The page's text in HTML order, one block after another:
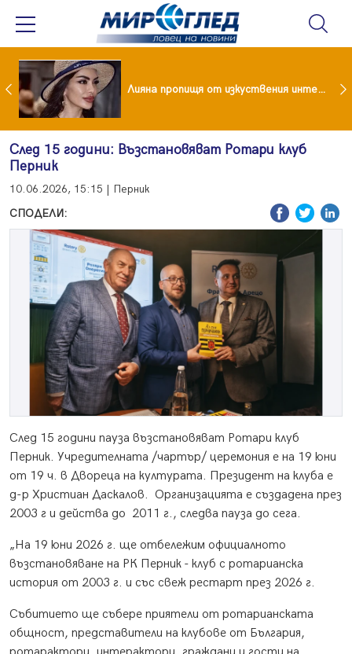
Популярен риалити герой заряза жена си заради друга Лияна пропищя от изкуствения интелект
След 15 години: Възстановяват Ротари клуб
Перник
10.06.2026, 15:15 | Перник
СПОДЕЛИ:
След 15 години пауза възстановяват Ротари клуб
Перник. Учредителната /чартър/ церемония е на 19 юни
от 19 ч. в Двореца на културата. Президент на клуба е
д-р Христиан Даскалов. Организацията е създадена през
2003 г и действа до 2011 г., следва пауза до сега.
„На 19 юни 2026 г. ще отбележим официалното
възстановяване на РК Перник - клуб с ротарианска
история от 2003 г. и със свеж рестарт през 2026 г.
Събитието ще събере приятели от ротарианската
общност, представители на клубове от България,